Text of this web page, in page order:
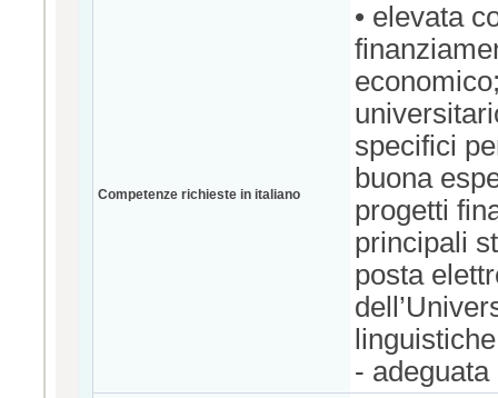
Competenze richieste in italiano
• elevata
specifici
buona
progetti
principali
posta
-